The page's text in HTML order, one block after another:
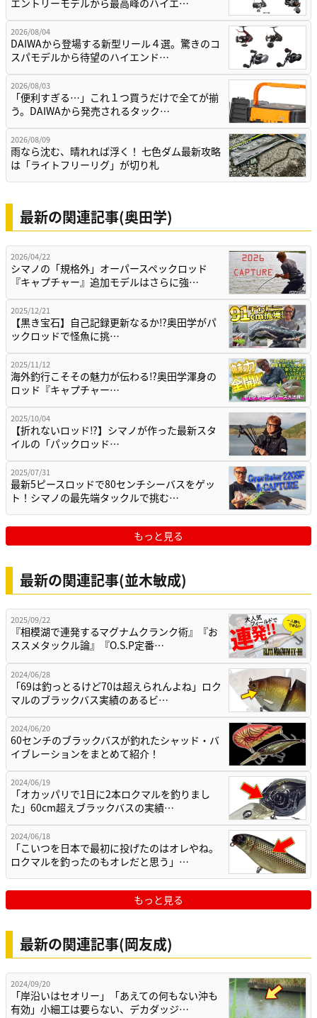
2026/08/04
DAIWAから登場する新型リール４選。驚きのコ
スパモデルから待望のハイエンド…
2026/08/03
「便利すぎる…」これ１つ買うだけで全てが揃
う。DAIWAから発売されるタック…
2026/08/09
雨なら沈む、晴れれば浮く！ 七色ダム最新攻略
は「ライトフリーリグ」が切り札
最新の関連記事(奥田学)
2026/04/22
シマノの「規格外」オーパースペックロッド
『キャプチャー』追加モデルはさらに強…
2025/12/21
【黒き宝石】自己記録更新なるか⁉奥田学がパ
ックロッドで怪魚に挑…
2025/11/12
海外釣行こそその魅力が伝わる⁉奥田学渾身の
ロッド『キャプチャー…
2025/10/04
【折れないロッド⁉】シマノが作った最新スタ
イルの「パックロッド…
2025/07/31
最新5ピースロッドで80センチシーバスをゲッ
ト！シマノの最先端タックルで挑む…
もっと見る
最新の関連記事(並木敏成)
2025/09/22
『相模湖で連発するマグナムクランク術』『お
ススメタックル論』『O.S.P定番…
2024/06/28
「69は釣っとるけど70は超えられんよね」ロク
マルのブラックバス実績のあるビ…
2024/06/20
60センチのブラックバスが釣れたシャッド・バ
イブレーションをまとめて紹介！
2024/06/19
「オカッパリで1日に2本ロクマルを釣りまし
た」60cm超えブラックバスの実績…
2024/06/18
「こいつを日本で最初に投げたのはオレやね。
ロクマルを釣ったのもオレだと思う」…
もっと見る
最新の関連記事(岡友成)
2024/09/20
「岸沿いはセオリー」「あえての何もない沖も
有効」小細工は要らない、デカダッジ…